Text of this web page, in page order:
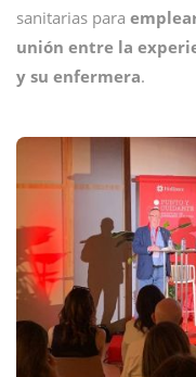
sanitarias para
unión entre la
y su enfermera.